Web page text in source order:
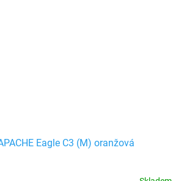
Eagle C3 (M) oranžová